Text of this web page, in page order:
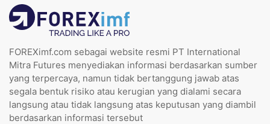
FOREXimf.com sebagai website resmi PT International
Mitra Futures menyediakan informasi berdasarkan sumber
yang terpercaya, namun tidak bertanggung jawab atas
segala bentuk risiko atau kerugian yang dialami secara
langsung atau tidak langsung atas keputusan yang diambil
berdasarkan informasi tersebut